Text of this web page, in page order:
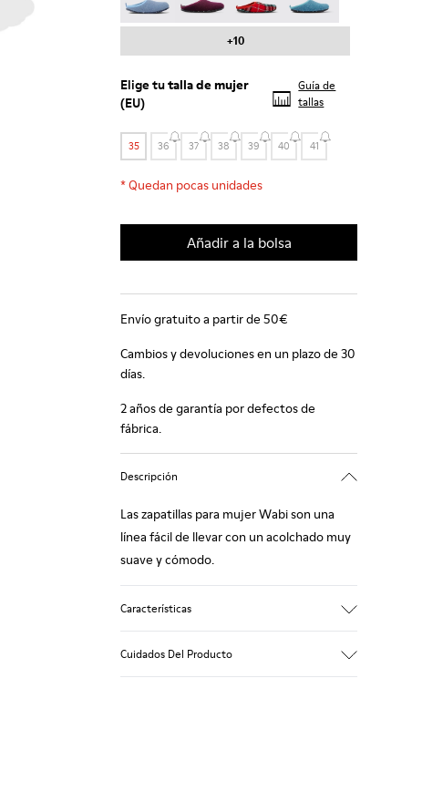
+10
Elige tutalla de mujer
(EU)
Guía de
tallas
35 36 37 38 39 40 41
*Quedan pocas unidades
Añadir a la bolsa
Envío gratuito a partir de 50€
Cambios y devoluciones en un plazo de 30
días.
2 años de garantía por defectos de
fábrica.
Descripción
Las zapatillas para mujer Wabi son una
línea fácil de llevar con un acolchado muy
suave y cómodo.
Características
Cuidados Del Producto